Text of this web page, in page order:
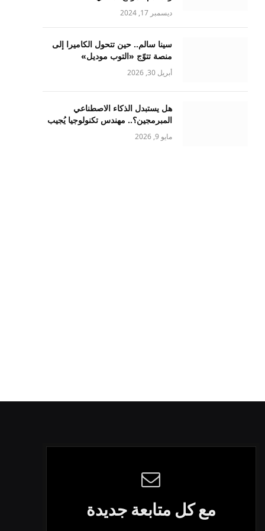
ديسمبر 17, 2024
سينا سالم.. حين تتحول الكاميرا إلى
منصة تتوّج «التوب موديل»
أبريل 30, 2026
هل يستبدل الذكاء الاصطناعي
المبرمجين؟.. مهندس تكنولوجيا يُجيب
مايو 9, 2026
مع كل متابعة جديدة